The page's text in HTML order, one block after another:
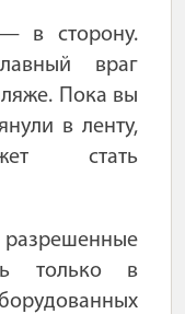
в сторону.
враг
Пока вы
в ленту,
стать
только в